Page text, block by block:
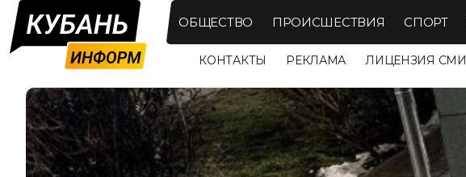
ОБЩЕСТВО ПРОИСШЕСТВИЯ СПОРТ
КОНТАКТЫ РЕКЛАМА ЛИЦЕНЗИЯ СМИ